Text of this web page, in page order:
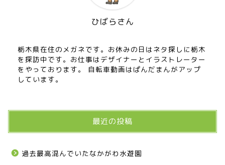
ひばらさん
栃木県在住のメガネです。お休みの日はネタ探しに栃木
を探訪中です。お仕事はデザイナーとイラストレーター
をやっております。 自転車動画はぱんだまんがアップ
しています。
最近の投稿
過去最高混んでいたなかがわ水遊園